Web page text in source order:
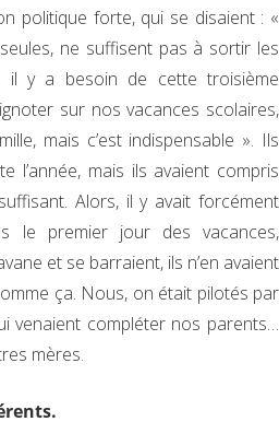
politique forte, qui se disaient : «
ne suffisent pas à sortir les
il y a besoin de cette troisième
sur nos vacances scolaires,
mais c’est indispensable ». Ils
l’année, mais ils avaient compris
Alors, il y avait forcément
le premier jour des vacances,
et se barraient, ils n’en avaient
ça. Nous, on était pilotés par
venaient compléter nos parents…
mères.